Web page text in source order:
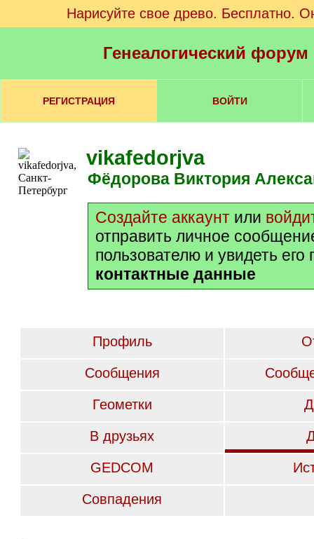
Нарисуйте свое древо. Бесплатно.
Генеалогический
РЕГИСТРАЦИЯ ВОЙТИ
vikafedorjva
Фёдорова Виктория
Создайте аккаунт или
отправить личное
пользователю и увидеть его
контактные данные
Профиль
Сообщения
Геометки
В друзьях
GEDCOM
Совпадения